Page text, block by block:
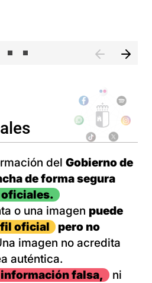
del Gobierno de
de forma segura
o una imagen puede
oficial
pero no
imagen no acredita
auténtica.
falsa,
ni